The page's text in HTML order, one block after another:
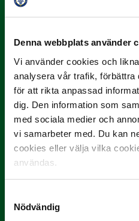
Denna webbplats använder
Vi använder cookies och
analysera vår trafik, förbättra
för att rikta anpassad
dig. Den information som
med sociala medier och
vi samarbeter med. Du kan
cookies eller välja vilka
användas.
Nödvändig
3 JULI
Rösta på Månadens